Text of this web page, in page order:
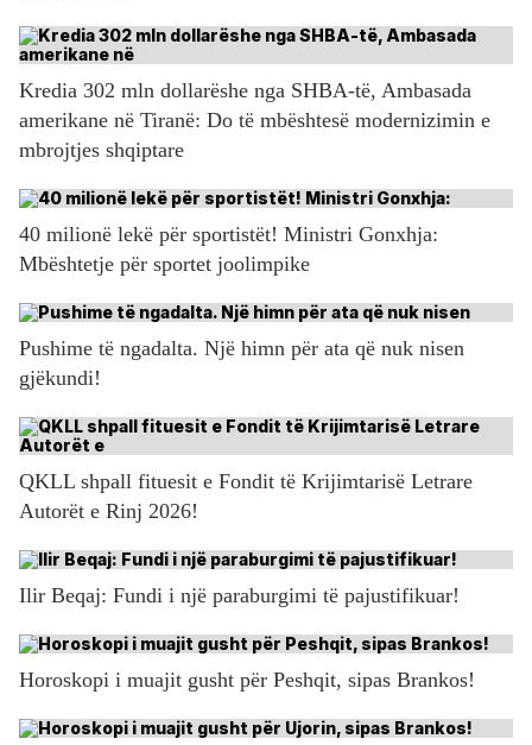
Kredia 302 mln dollarëshe nga SHBA-të, Ambasada
amerikane në Tiranë: Do të mbështesë modernizimin e
mbrojtjes shqiptare
40 milionë lekë për sportistët! Ministri Gonxhja:
Mbështetje për sportet joolimpike
Pushime të ngadalta. Një himn për ata që nuk nisen
gjëkundi!
QKLL shpall fituesit e Fondit të Krijimtarisë Letrare
Autorët e Rinj 2026!
Ilir Beqaj: Fundi i një paraburgimi të pajustifikuar!
Horoskopi i muajit gusht për Peshqit, sipas Brankos!